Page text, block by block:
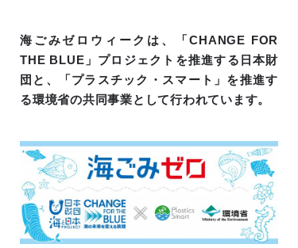
海ごみゼロウィークは、「CHANGE FOR
THE BLUE」プロジェクトを推進する日本財
団と、「プラスチック・スマート」を推進す
る環境省の共同事業として行われています。